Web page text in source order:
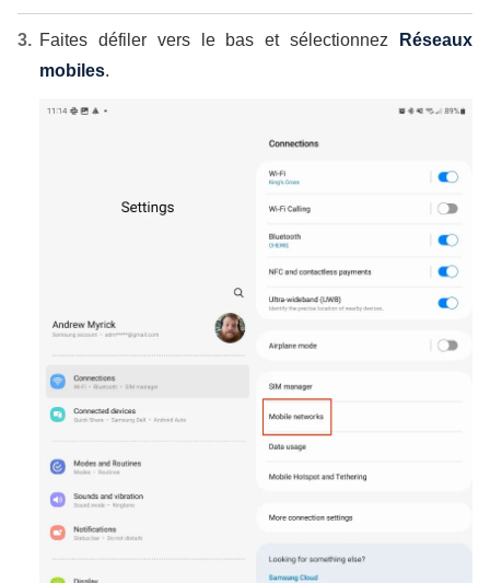
Faites défiler vers le bas et sélectionnez
Réseaux
mobiles.